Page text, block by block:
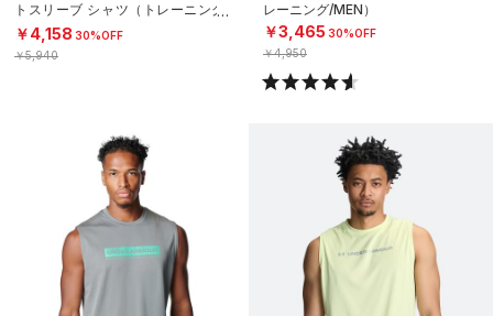
トスリーブ シャツ（トレーニング/
MEN）
￥4,158 30%OFF
￥5,940
レーニング/MEN）
￥3,465 30%OFF
￥4,950